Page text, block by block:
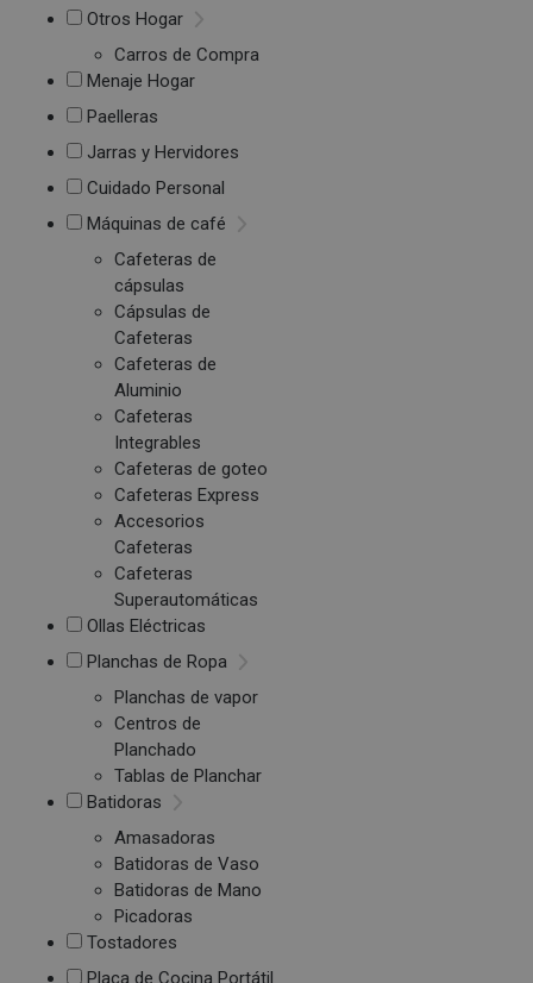
Otros Hogar
Carros de Compra
Menaje Hogar
Paelleras
Jarras y Hervidores
Cuidado Personal
Máquinas de café
Cafeteras de
cápsulas
Cápsulas de
Cafeteras
Cafeteras de
Aluminio
Cafeteras
Integrables
Cafeteras de goteo
Cafeteras Express
Accesorios
Cafeteras
Cafeteras
Superautomáticas
Ollas Eléctricas
Planchas de Ropa
Planchas de vapor
Centros de
Planchado
Tablas de Planchar
Batidoras
Amasadoras
Batidoras de Vaso
Batidoras de Mano
Picadoras
Tostadores
Placa de Cocina Portátil